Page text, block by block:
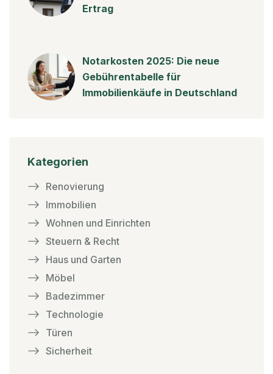
Ertrag
Notarkosten 2025: Die neue
Gebührentabelle für
Immobilienkäufe in Deutschland
Kategorien
Renovierung
Immobilien
Wohnen und Einrichten
Steuern & Recht
Haus und Garten
Möbel
Badezimmer
Technologie
Türen
Sicherheit